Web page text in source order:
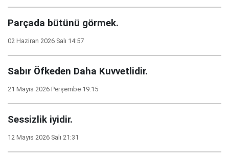
Parçada bütünü görmek.
02 Haziran 2026 Salı 14:57
Sabır Öfkeden Daha Kuvvetlidir.
21 Mayıs 2026 Perşembe 19:15
Sessizlik iyidir.
12 Mayıs 2026 Salı 21:31